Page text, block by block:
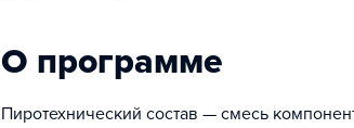
О программе
Пиротехнический состав — смесь